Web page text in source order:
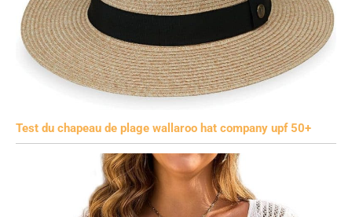
Test du chapeau de plage wallaroo hat company upf 50+